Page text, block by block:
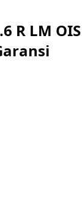
R LM OIS